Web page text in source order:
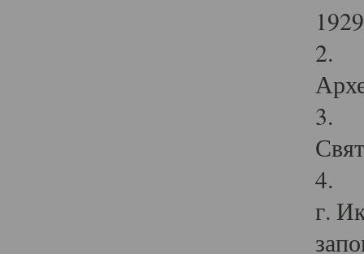
2.
3.
4.
г.